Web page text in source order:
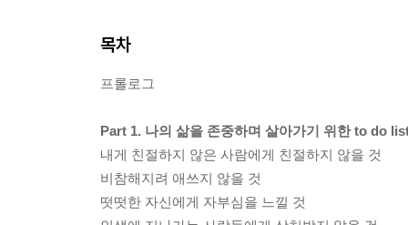
목차
프롤로그
Part 1. 나의 삶을 존중하며 살아가기 위한 to do
내게 친절하지 않은 사람에게 친절하지 않을 것
비참해지려 애쓰지 않을 것
떳떳한 자신에게 자부심을 느낄 것